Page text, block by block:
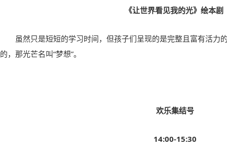
《让世界看见我的光》绘本剧
虽然只是短短的学习时间，但孩子们呈现的是完整且富有活力
的，那光芒名叫“梦想”。
欢乐集结号
14:00-15:30